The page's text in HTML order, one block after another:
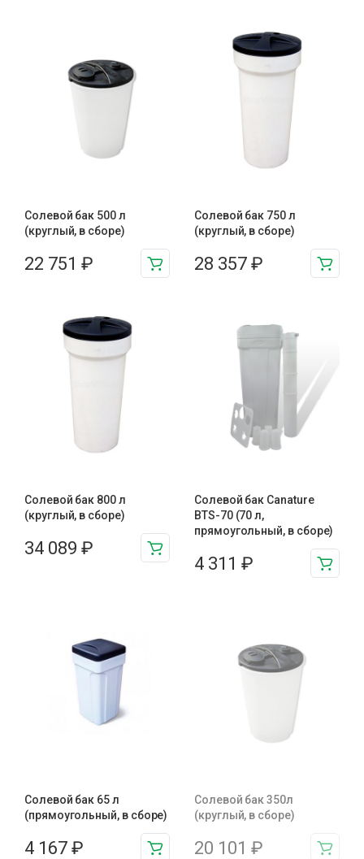
Солевой бак 500 л
(круглый, в сборе)
22 751 ₽
Солевой бак 750 л
(круглый, в сборе)
28 357 ₽
Солевой бак 800 л
(круглый, в сборе)
34 089 ₽
Солевой бак Canature
BTS-70 (70 л,
прямоугольный, в сборе)
4 311 ₽
Солевой бак 65 л
(прямоугольный, в сборе)
4 167 ₽
Солевой бак 350л
(круглый, в сборе)
20 101 ₽